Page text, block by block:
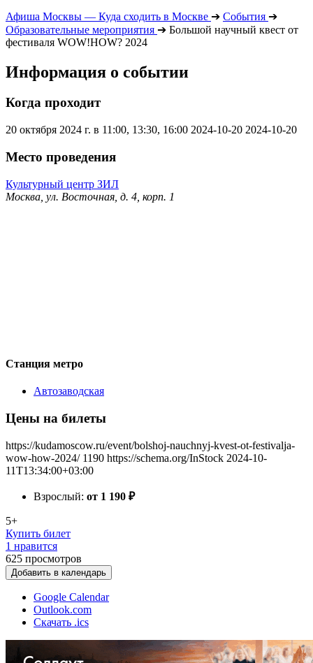
Афиша Москвы — Куда сходить в Москве ➔ События ➔
Образовательные мероприятия ➔ Большой научный квест от
фестиваля WOW!HOW? 2024
Информация о событии
Когда проходит
20 октября 2024 г. в 11:00, 13:30, 16:00 2024-10-20 2024-10-20
Место проведения
Культурный центр ЗИЛ
Москва, ул. Восточная, д. 4, корп. 1
Станция метро
Автозаводская
Цены на билеты
https://kudamoscow.ru/event/bolshoj-nauchnyj-kvest-ot-festivalja-
wow-how-2024/ 1190 https://schema.org/InStock 2024-10-
11T13:34:00+03:00
Взрослый: от 1 190 ₽
5+
Купить билет
1 нравится
625 просмотров
Добавить в календарь
Google Calendar
Outlook.com
Скачать .ics